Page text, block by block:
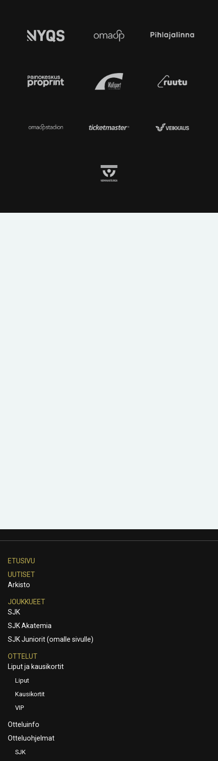
ETUSIVU
UUTISET
Arkisto
JOUKKUEET
SJK
SJK Akatemia
SJK Juniorit (omalle sivulle)
OTTELUT
Liput ja kausikortit
Liput
Kausikortit
VIP
Otteluinfo
Otteluohjelmat
SJK